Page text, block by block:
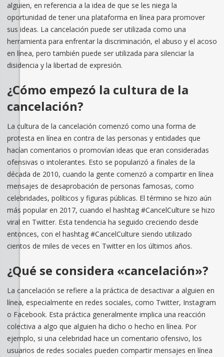
alguien, en referencia a la idea de que se les niega la
oportunidad de tener una plataforma en línea para promover
sus ideas. La cancelación puede ser utilizada como una
herramienta para enfrentar la discriminación, el abuso y el acoso
en línea, pero también puede ser utilizada para silenciar la
disidencia y la libertad de expresión.
¿Cómo empezó la cultura de la
cancelación?
La cultura de la cancelación comenzó como una forma de
protesta en línea en contra de las personas y entidades que
hacían comentarios o promovían ideas que eran consideradas
ofensivas o intolerantes. Esto se popularizó a finales de la
década de 2010, cuando la gente comenzó a compartir en línea
mensajes de desaprobación de personas famosas, como
celebridades, políticos y figuras públicas. El término se hizo aún
más popular en 2017, cuando el hashtag #CancelCulture se hizo
viral en Twitter. Esta tendencia ha seguido creciendo desde
entonces, con el hashtag #CancelCulture siendo utilizado
cientos de miles de veces en Twitter en los últimos años.
¿Qué se considera «cancelación»?
La cancelación se refiere a la práctica de desactivar a alguien en
línea, especialmente en redes sociales, como Twitter, Instagram
o Facebook. Esta práctica generalmente implica una reacción
colectiva a algo que alguien ha dicho o hecho en línea. Por
ejemplo, si una celebridad hace un comentario ofensivo, los
usuarios de redes sociales pueden compartir mensajes en línea